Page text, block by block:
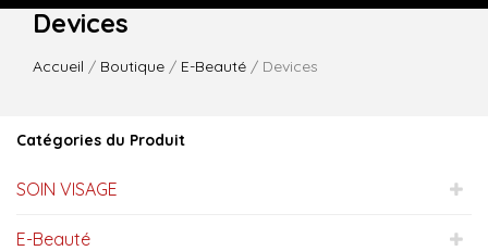
Devices
Accueil / Boutique / E-Beauté / Devices
Catégories du Produit
SOIN VISAGE
E-Beauté